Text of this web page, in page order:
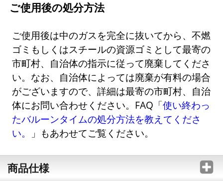
ご使用後の処分方法
ご使用後は中のガスを完全に抜いてから、不燃
ゴミもしくはスチールの資源ゴミとして最寄の
市町村、自治体の指示に従って廃棄してくださ
い。なお、自治体によっては廃棄が有料の場合
がございますので、詳細は最寄の市町村、自治
体にお問い合わせください。FAQ「使い終わっ
たバルーンタイムの処分方法を教えてくださ
い。
」もあわせてご覧ください。
商品仕様